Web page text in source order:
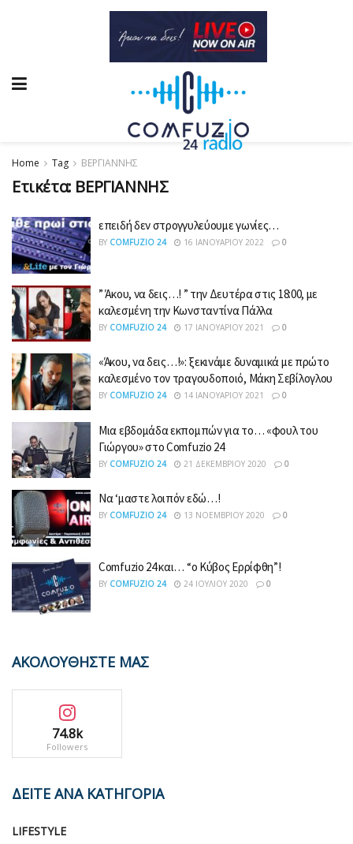
Home Tag ΒΕΡΓΙΑΝΝΗΣ
Ετικέτα: ΒΕΡΓΙΑΝΝΗΣ
επειδή δεν στρογγυλεύουμε γωνίες…
BY COMFUZIO 24 16 ΙΑΝΟΥΑΡΊΟΥ 2022 0
” Άκου, να δεις…! ” την Δευτέρα στις 18:00, με
καλεσμένη την Κωνσταντίνα Πάλλα
BY COMFUZIO 24 17 ΙΑΝΟΥΑΡΊΟΥ 2021 0
«Άκου, να δεις…!»: ξεκινάμε δυναμικά με πρώτο
καλεσμένο τον τραγουδοποιό, Μάκη Σεβίλογλου
BY COMFUZIO 24 14 ΙΑΝΟΥΑΡΊΟΥ 2021 0
Μια εβδομάδα εκπομπών για το… «φουλ του
Γιώργου» στο Comfuzio 24
BY COMFUZIO 24 21 ΔΕΚΕΜΒΡΊΟΥ 2020 0
Να ‘μαστε λοιπόν εδώ…!
BY COMFUZIO 24 13 ΝΟΕΜΒΡΊΟΥ 2020 0
Comfuzio 24 και… “ο Κύβος Ερρίφθη”!
BY COMFUZIO 24 24 ΙΟΥΛΊΟΥ 2020 0
ΑΚΟΛΟΥΘΗΣΤΕ ΜΑΣ
74.8k
Followers
ΔΕΙΤΕ ΑΝΑ ΚΑΤΗΓΟΡΙΑ
LIFESTYLE